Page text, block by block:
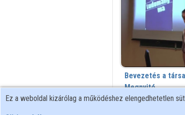
Bevezetés a
Megnyitó
708 megtekintés
Ez a weboldal kizárólag a működéshez elengedhetetlen